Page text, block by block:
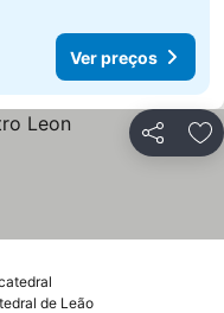
Ver preços
Partilhar
de Leão